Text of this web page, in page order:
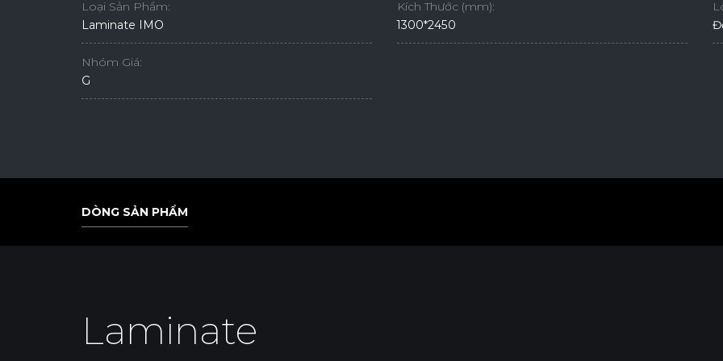
Loại Sản Phẩm:
Laminate IMO
Kích Thước (mm):
1300*2450
Nhóm Giá:
G
DÒNG SẢN PHẨM
Laminate